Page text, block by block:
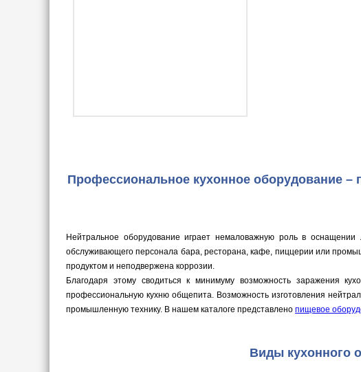
Профессиональное кухонное оборудование
Нейтральное оборудование играет немаловажную роль в
обслуживающего персонала бара, ресторана, кафе, пиццерии или
продуктом и неподвержена коррозии.
Благодаря этому сводиться к минимуму возможность заражения
профессиональную кухню общепита. Возможность изготовления
промышленную технику. В нашем каталоге представлено пищевое
Виды кухонного